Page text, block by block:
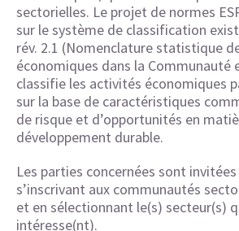
sectorielles. Le projet de normes
sur le système de classification
rév. 2.1 (Nomenclature statistique
économiques dans la Communauté
classifie les activités économiques
sur la base de caractéristiques
de risque et d’opportunités en
développement durable.
Les parties concernées sont
s’inscrivant aux communautés
et en sélectionnant le(s) secteur(s)
intéresse(nt).